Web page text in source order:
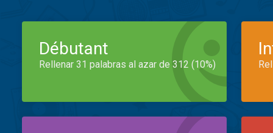
Débutant
Rellenar 31 palabras al azar de 312 (10%)